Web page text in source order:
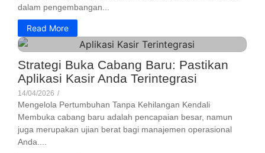
dalam pengembangan...
Read More
Strategi Buka Cabang Baru: Pastikan
Aplikasi Kasir Anda Terintegrasi
14/04/2026 /
Mengelola Pertumbuhan Tanpa Kehilangan Kendali
Membuka cabang baru adalah pencapaian besar, namun
juga merupakan ujian berat bagi manajemen operasional
Anda....